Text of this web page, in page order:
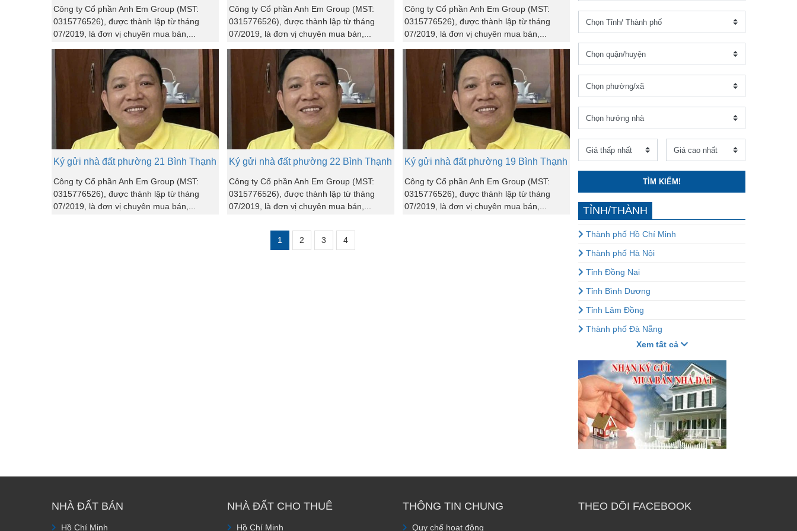
Công ty Cổ phần Anh Em Group (MST:
0315776526), được thành lập từ tháng
07/2019, là đơn vị chuyên mua bán,...
Công ty Cổ phần Anh Em Group (MST:
0315776526), được thành lập từ tháng
07/2019, là đơn vị chuyên mua bán,...
Công ty Cổ phần Anh Em Group (MST:
0315776526), được thành lập từ tháng
07/2019, là đơn vị chuyên mua bán,...
Ký gửi nhà đất phường 21 Bình Thạnh
Công ty Cổ phần Anh Em Group (MST:
0315776526), được thành lập từ tháng
07/2019, là đơn vị chuyên mua bán,...
Ký gửi nhà đất phường 22 Bình Thạnh
Công ty Cổ phần Anh Em Group (MST:
0315776526), được thành lập từ tháng
07/2019, là đơn vị chuyên mua bán,...
Ký gửi nhà đất phường 19 Bình Thạnh
Công ty Cổ phần Anh Em Group (MST:
0315776526), được thành lập từ tháng
07/2019, là đơn vị chuyên mua bán,...
1 2 3 4
TÌM KIẾM!
TỈNH/THÀNH
Thành phố Hồ Chí Minh
Thành phố Hà Nội
Tỉnh Đồng Nai
Tỉnh Bình Dương
Tỉnh Lâm Đồng
Thành phố Đà Nẵng
Xem tất cả
NHÀ ĐẤT BÁN
Hồ Chí Minh
NHÀ ĐẤT CHO THUÊ
Hồ Chí Minh
THÔNG TIN CHUNG
Quy chế hoạt động
THEO DÕI FACEBOOK